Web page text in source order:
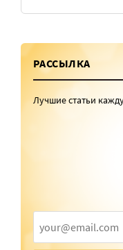
РАССЫЛКА
Лучшие статьи